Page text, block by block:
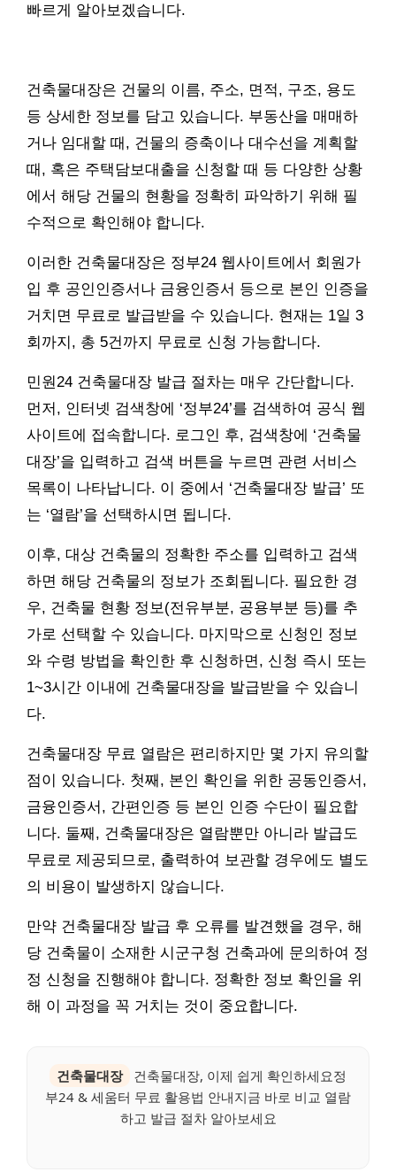
빠르게 알아보겠습니다.
건축물대장은 건물의 이름, 주소, 면적, 구조, 용도
등 상세한 정보를 담고 있습니다. 부동산을 매매하
거나 임대할 때, 건물의 증축이나 대수선을 계획할
때, 혹은 주택담보대출을 신청할 때 등 다양한 상황
에서 해당 건물의 현황을 정확히 파악하기 위해 필
수적으로 확인해야 합니다.
이러한 건축물대장은 정부24 웹사이트에서 회원가
입 후 공인인증서나 금융인증서 등으로 본인 인증을
거치면 무료로 발급받을 수 있습니다. 현재는 1일 3
회까지, 총 5건까지 무료로 신청 가능합니다.
민원24 건축물대장 발급 절차는 매우 간단합니다.
먼저, 인터넷 검색창에 ‘정부24’를 검색하여 공식 웹
사이트에 접속합니다. 로그인 후, 검색창에 ‘건축물
대장’을 입력하고 검색 버튼을 누르면 관련 서비스
목록이 나타납니다. 이 중에서 ‘건축물대장 발급’ 또
는 ‘열람’을 선택하시면 됩니다.
이후, 대상 건축물의 정확한 주소를 입력하고 검색
하면 해당 건축물의 정보가 조회됩니다. 필요한 경
우, 건축물 현황 정보(전유부분, 공용부분 등)를 추
가로 선택할 수 있습니다. 마지막으로 신청인 정보
와 수령 방법을 확인한 후 신청하면, 신청 즉시 또는
1~3시간 이내에 건축물대장을 발급받을 수 있습니
다.
건축물대장 무료 열람은 편리하지만 몇 가지 유의할
점이 있습니다. 첫째, 본인 확인을 위한 공동인증서,
금융인증서, 간편인증 등 본인 인증 수단이 필요합
니다. 둘째, 건축물대장은 열람뿐만 아니라 발급도
무료로 제공되므로, 출력하여 보관할 경우에도 별도
의 비용이 발생하지 않습니다.
만약 건축물대장 발급 후 오류를 발견했을 경우, 해
당 건축물이 소재한 시군구청 건축과에 문의하여 정
정 신청을 진행해야 합니다. 정확한 정보 확인을 위
해 이 과정을 꼭 거치는 것이 중요합니다.
건축물대장
건축물대장, 이제 쉽게 확인하세요정
부24 & 세움터 무료 활용법 안내지금 바로 비교 열람
하고 발급 절차 알아보세요